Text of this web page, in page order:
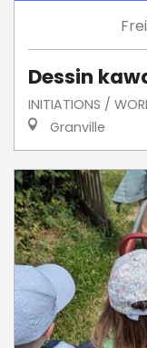
Dessin
INITIATIONS /
Granville